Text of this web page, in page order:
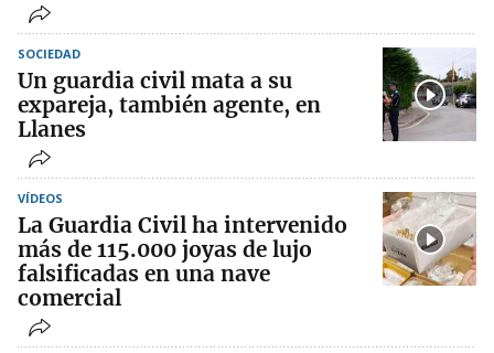
SOCIEDAD
Un guardia civil mata a su
expareja, también agente, en
Llanes
VÍDEOS
La Guardia Civil ha intervenido
más de 115.000 joyas de lujo
falsificadas en una nave
comercial